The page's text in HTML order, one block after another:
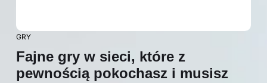
GRY
Fajne gry w sieci, które z
pewnością pokochasz i musisz